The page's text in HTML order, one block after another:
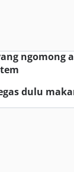
ngomong
dulu